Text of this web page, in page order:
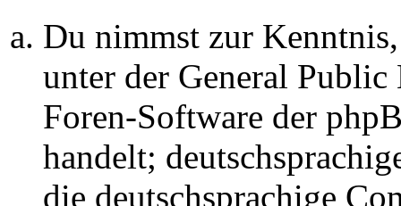
Du nimmst zur
unter der General
Foren-Software der
handelt;
die deutschsprachige